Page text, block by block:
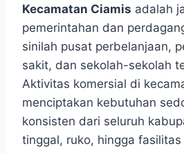
Kecamatan Ciamis adalah
pemerintahan dan
sinilah pusat perbelanjaan,
sakit, dan sekolah-sekolah
Aktivitas komersial di
menciptakan kebutuhan
konsisten dari seluruh
tinggal, ruko, hingga